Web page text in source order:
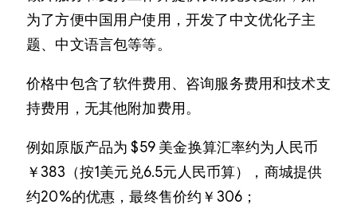
为了方便中国用户使用，开发了中文优化子主
题、中文语言包等等。
价格中包含了软件费用、咨询服务费用和技术支
持费用，无其他附加费用。
例如原版产品为 $59 美金换算汇率约为人民币
￥383（按1美元兑6.5元人民币算），商城提供
约20%的优惠，最终售价约￥306；